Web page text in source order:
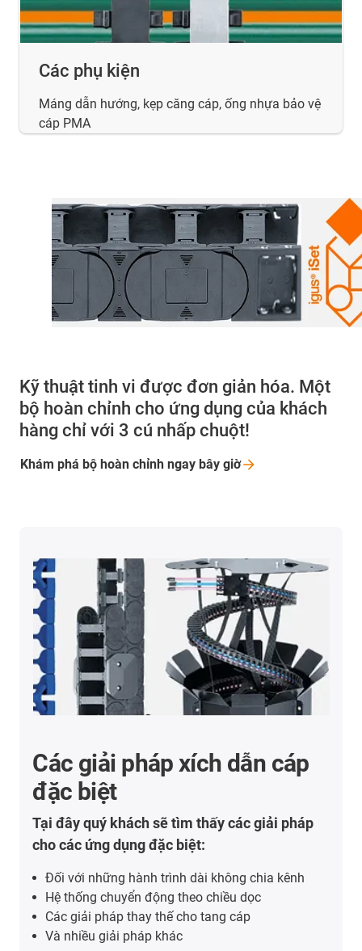
Các phụ kiện
Máng dẫn hướng, kẹp căng cáp, ống nhựa bảo vệ
cáp PMA
Kỹ thuật tinh vi được đơn giản hóa. Một
bộ hoàn chỉnh cho ứng dụng của khách
hàng chỉ với 3 cú nhấp chuột!
Khám phá bộ hoàn chỉnh ngay bây giờ
Các giải pháp xích dẫn cáp
đặc biệt
Tại đây quý khách sẽ tìm thấy các giải pháp
cho các ứng dụng đặc biệt:
Đối với những hành trình dài không chia kênh
Hệ thống chuyển động theo chiều dọc
Các giải pháp thay thế cho tang cáp
Và nhiều giải pháp khác